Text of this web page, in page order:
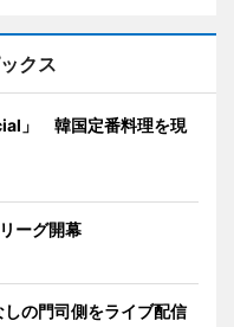
クス
」 韓国定番料理を現
ーグ開幕
の門司側をライブ配信